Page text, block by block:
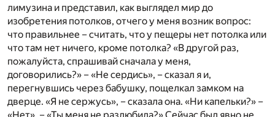
лимузина и представил, как выглядел мир до
изобретения потолков, отчего у меня возник вопрос:
что правильнее – считать, что у пещеры нет потолка или
что там нет ничего, кроме потолка? «В другой раз,
пожалуйста, спрашивай сначала у меня,
договорились?» – «Не сердись», – сказал я и,
перегнувшись через бабушку, пощелкал замком на
дверце. «Я не сержусь», – сказала она. «Ни капельки?» –